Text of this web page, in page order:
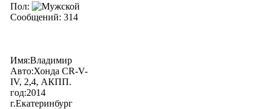
Пол:
Сообщений: 314
Имя:Владимир
Авто:Хонда CR-V-
IV, 2,4, АКПП.
год:2014
г.Екатеринбург